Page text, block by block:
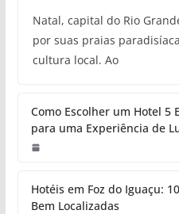
Natal, capital do Rio
por suas praias
cultura local. Ao
Como Escolher um Hotel 5
para uma Experiência de
Hotéis em Foz do Iguaçu:
Bem Localizadas